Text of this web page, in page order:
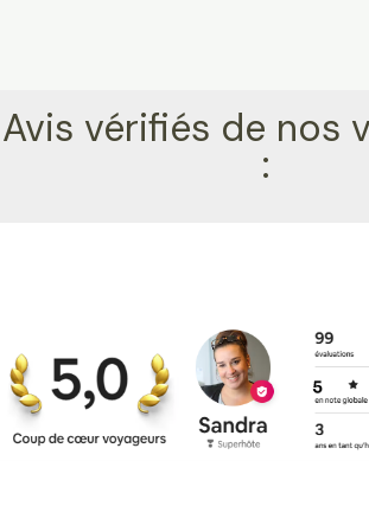
Avis vérifiés de nos
: